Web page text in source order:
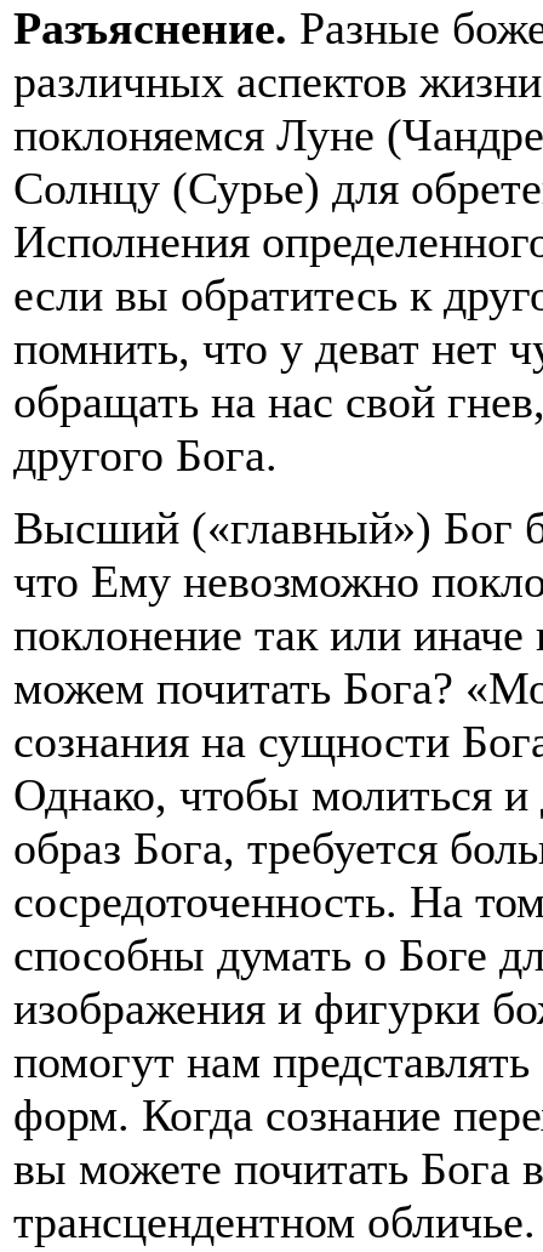
Разъяснение. Разные
различных аспектов
поклоняемся Луне
Солнцу (Сурье) для
Исполнения
если вы обратитесь к
помнить, что у деват нет
обращать на нас свой
другого Бога.
Высший («главный») Бог
что Ему невозможно
поклонение так или
можем почитать Бога?
сознания на сущности
Однако, чтобы молиться и
образ Бога, требуется
сосредоточенность. На
способны думать о Боге
изображения и фигурки
помогут нам
форм. Когда сознание
вы можете почитать Бога
трансцендентном